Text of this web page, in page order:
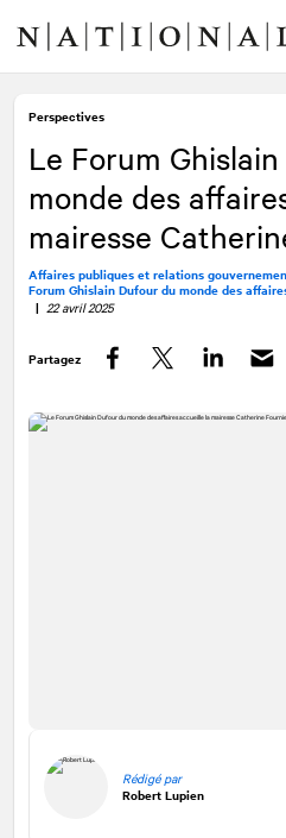
contenu
navigation
Perspectives
Le Forum
monde des
mairesse
Affaires publiques et relations
Forum Ghislain Dufour du monde des
| 22 avril 2025
Partagez
Rédigé par
Robert Lupien